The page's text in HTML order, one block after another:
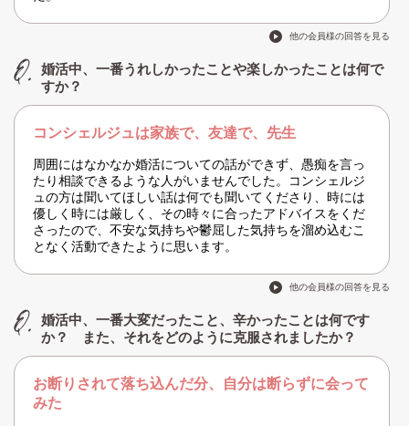
他の会員様の回答を見る
婚活中、一番うれしかったことや楽しかったことは何で
すか？
コンシェルジュは家族で、友達で、先生
周囲にはなかなか婚活についての話ができず、愚痴を言っ
たり相談できるような人がいませんでした。コンシェルジ
ュの方は聞いてほしい話は何でも聞いてくださり、時には
優しく時には厳しく、その時々に合ったアドバイスをくだ
さったので、不安な気持ちや鬱屈した気持ちを溜め込むこ
となく活動できたように思います。
他の会員様の回答を見る
婚活中、一番大変だったこと、辛かったことは何です
か？ また、それをどのように克服されましたか？
お断りされて落ち込んだ分、自分は断らずに会って
みた